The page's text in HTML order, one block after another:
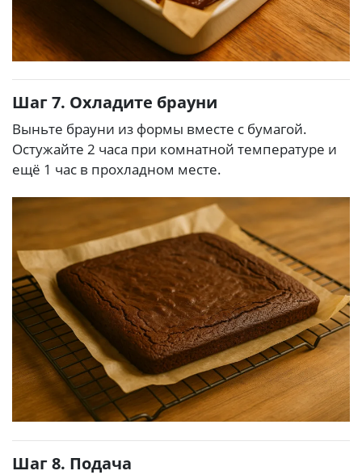
Шаг 7. Охладите брауни
Выньте брауни из формы вместе с бумагой.
Остужайте 2 часа при комнатной температуре и
ещё 1 час в прохладном месте.
Шаг 8. Подача